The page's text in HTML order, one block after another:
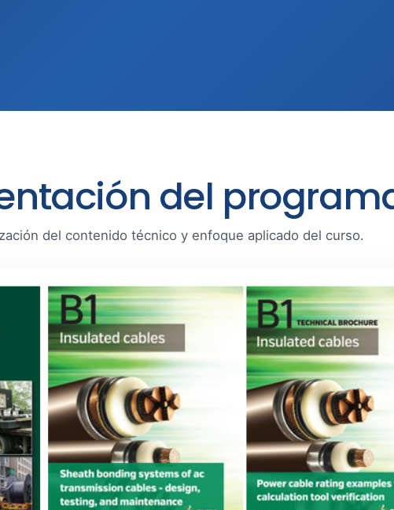
del
del contenido técnico y enfoque aplicado del curso.